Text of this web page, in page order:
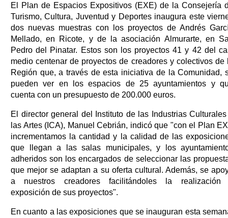
El Plan de Espacios Expositivos (EXE) de la Consejería
Turismo, Cultura, Juventud y Deportes inaugura este
dos nuevas muestras con los proyectos de Andrés
Mellado, en Ricote, y de la asociación Almurarte, en
Pedro del Pinatar. Estos son los proyectos 41 y 42 del
medio centenar de proyectos de creadores y colectivos de
Región que, a través de esta iniciativa de la Comunidad,
pueden ver en los espacios de 25 ayuntamientos y
cuenta con un presupuesto de 200.000 euros.
El director general del Instituto de las Industrias
las Artes (ICA), Manuel Cebrián, indicó que "con el Plan
incrementamos la cantidad y la calidad de las
que llegan a las salas municipales, y los
adheridos son los encargados de seleccionar las
que mejor se adaptan a su oferta cultural. Además, se
a nuestros creadores facilitándoles la realización
exposición de sus proyectos".
En cuanto a las exposiciones que se inauguran esta